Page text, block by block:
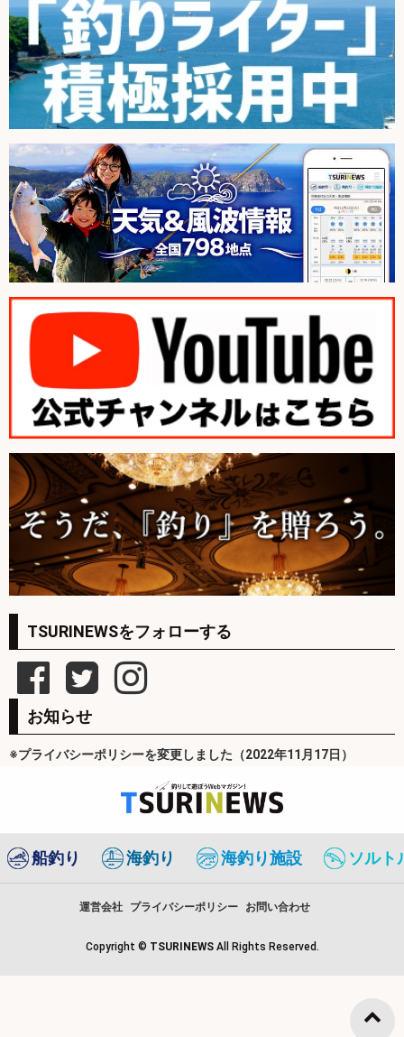
TSURINEWSをフォローする
お知らせ
※プライバシーポリシーを変更しました（2022年11月17日）
船釣り 海釣り 海釣り施設 ソルト
運営会社 プライバシーポリシー お問い合わせ
Copyright © TSURINEWS All Rights Reserved.